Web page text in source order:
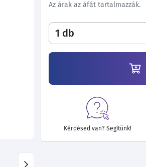
Az árak az áfát tartalmazzák.
Kérdésed van? Segítünk!